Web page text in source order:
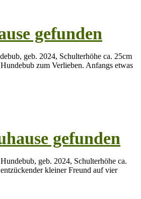
gefunden
geb. 2024, Schulterhöhe ca. 25cm
zum Verlieben. Anfangs etwas
gefunden
geb. 2024, Schulterhöhe ca.
kleiner Freund auf vier